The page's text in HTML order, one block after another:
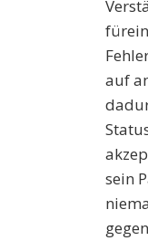
auf
sein